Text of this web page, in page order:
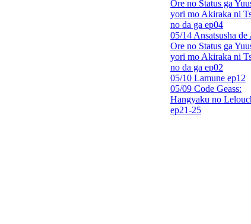
Ore no Status ga
yori mo Akiraka ni
no da ga ep04
05/14 Ansatsusha de
Ore no Status ga
yori mo Akiraka ni
no da ga ep02
05/10 Lamune ep12
05/09 Code Geass:
Hangyaku no
ep21-25